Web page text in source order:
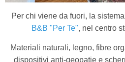
Per chi viene da fuori, la
B&B "Per Te", nel centro
Materiali naturali, legno, fibre
dispositivi anti-geopatie e